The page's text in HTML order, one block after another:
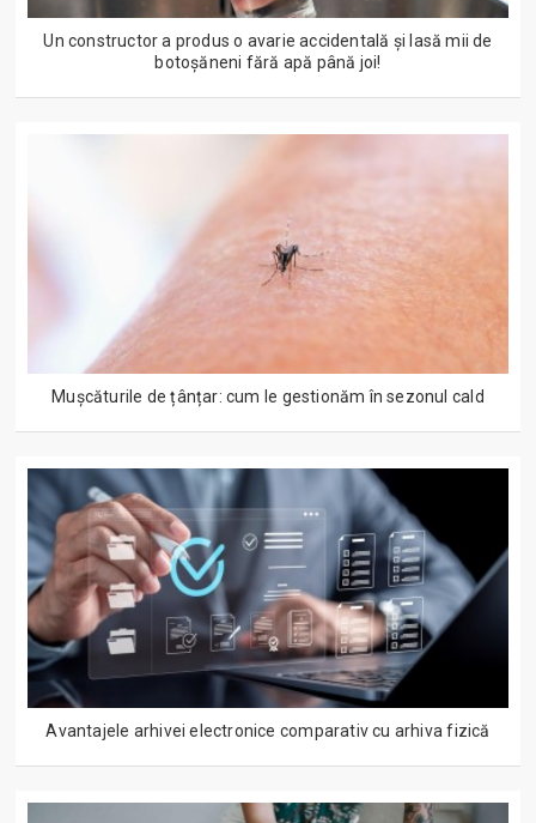
Un constructor a produs o avarie accidentală și lasă mii de
botoșăneni fără apă până joi!
Mușcăturile de țânțar: cum le gestionăm în sezonul cald
Avantajele arhivei electronice comparativ cu arhiva fizică